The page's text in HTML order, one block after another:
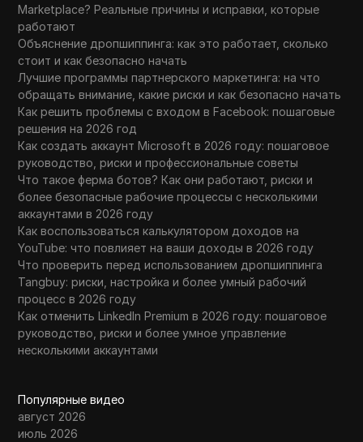
Marketplace? Реальные причины и исправки, которые
работают
Объяснение дропшиппинга: как это работает, сколько
стоит и как безопасно начать
Лучшие программы партнерского маркетинга: на что
обращать внимание, какие риски и как безопасно начать
Как решить проблемы с входом в Facebook: пошаговые
решения на 2026 год
Как создать аккаунт Microsoft в 2026 году: пошаговое
руководство, риски и профессиональные советы
Что такое ферма ботов? Как они работают, риски и
более безопасные рабочие процессы с несколькими
аккаунтами в 2026 году
Как воспользоваться калькулятором доходов на
YouTube: что повлияет на ваши доходы в 2026 году
Что проверить перед использованием дропшиппинга
Tangbuy: риски, настройка и более умный рабочий
процесс в 2026 году
Как отменить LinkedIn Premium в 2026 году: пошаговое
руководство, риски и более умное управление
несколькими аккаунтами
Популярные видео
август 2026
июль 2026